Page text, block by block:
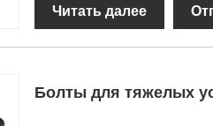
Читать далее
Болты для тяжелых